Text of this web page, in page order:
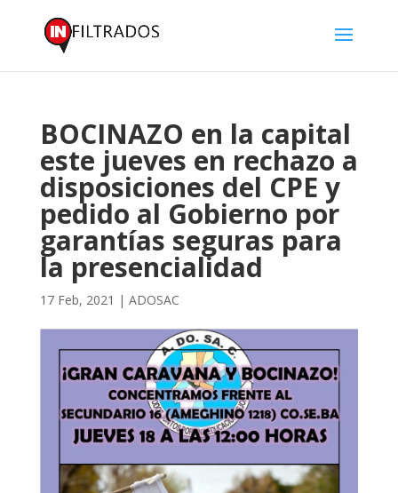
BOCINAZO en la capital
este jueves en rechazo a
disposiciones del CPE y
pedido al Gobierno por
garantías seguras para
la presencialidad
17 Feb, 2021 | ADOSAC